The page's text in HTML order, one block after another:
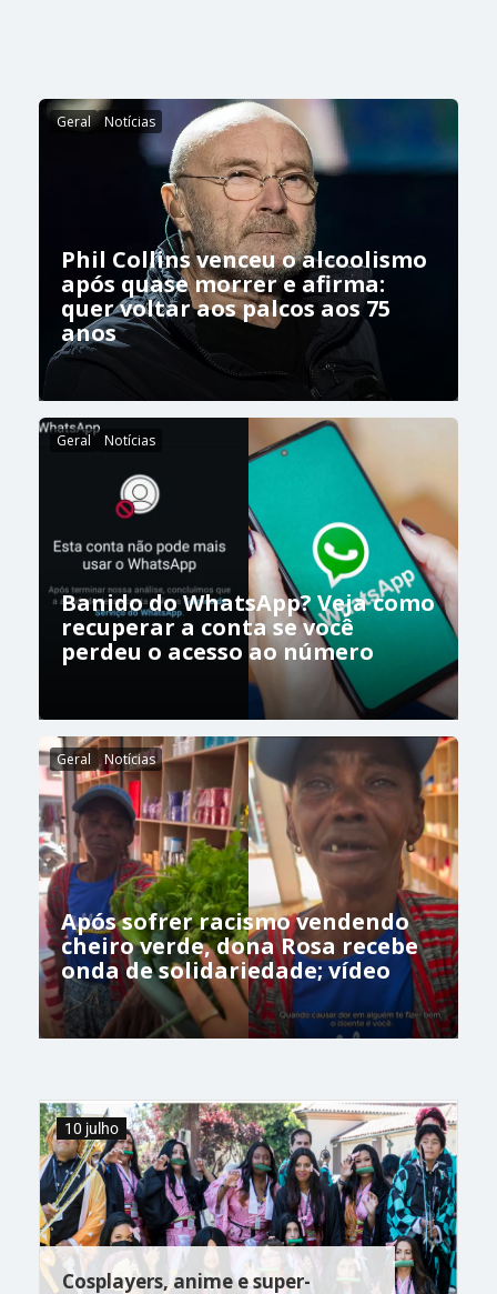
Geral Notícias
Phil Collins venceu o alcoolismo
após quase morrer e afirma:
quer voltar aos palcos aos 75
anos
Geral Notícias
Banido do WhatsApp? Veja como
recuperar a conta se você
perdeu o acesso ao número
Geral Notícias
Após sofrer racismo vendendo
cheiro verde, dona Rosa recebe
onda de solidariedade; vídeo
Cosplayers, anime e super-
10 julho